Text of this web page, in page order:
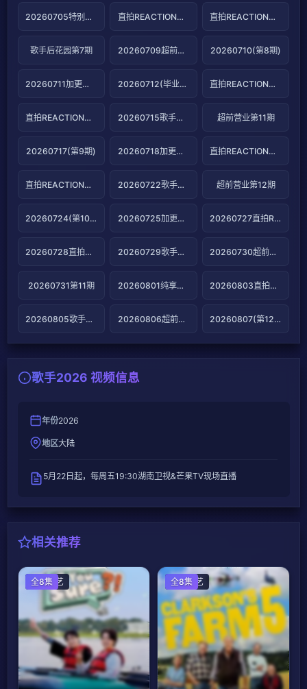
20260705特别企划第2期 直拍REACTION第13期 直拍REACTION第14期
歌手后花园第7期 20260709超前营业第10期 20260710(第8期)
20260711加更版第8期 20260712(毕业特辑) 直拍REACTION第15期
直拍REACTION第16期 20260715歌手后花园第8期 超前营业第11期
20260717(第9期) 20260718加更版第9期 直拍REACTION第17期
直拍REACTION第18期 20260722歌手后花园第9期 超前营业第12期
20260724(第10期) 20260725加更版第10期 20260727直拍REACTION第19期
20260728直拍REACTION第20期 20260729歌手后花园 20260730超前营业第13期
20260731第11期 20260801纯享版第11期 20260803直拍REACTION第21期
20260805歌手后花园第11期 20260806超前营业第14期 20260807(第12期)
歌手2026 视频信息
年份2026
地区大陆
5月22日起，每周五19:30湖南卫视&芒果TV现场直播
相关推荐
日韩综艺
全8集 欧美综艺
全8集